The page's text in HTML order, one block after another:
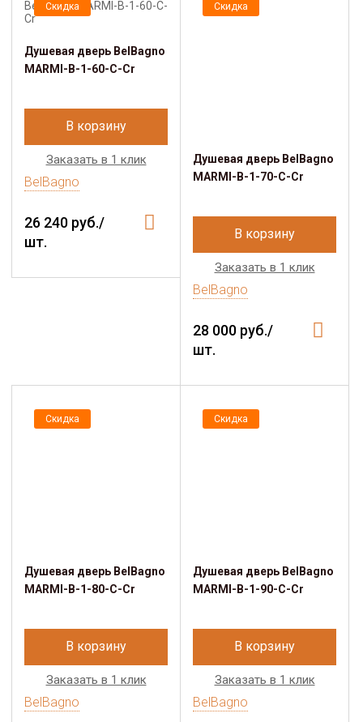
Скидка
Душевая дверь BelBagno
MARMI-B-1-60-C-Cr
В корзину
Заказать в 1 клик
BelBagno
26 240 руб./
шт.
Скидка
Душевая дверь BelBagno
MARMI-B-1-70-C-Cr
В корзину
Заказать в 1 клик
BelBagno
28 000 руб./
шт.
Скидка
Душевая дверь BelBagno
MARMI-B-1-80-C-Cr
В корзину
Заказать в 1 клик
BelBagno
Скидка
Душевая дверь BelBagno
MARMI-B-1-90-C-Cr
В корзину
Заказать в 1 клик
BelBagno